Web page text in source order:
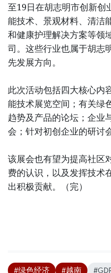
至19日在胡志明市创新创
能技术、景观材料、清洁
和健康护理解决方案等领
司。这些行业也属于胡志
先发展方向。
此次活动包括四大核心内
能技术展览空间；有关绿
趋势及产品的论坛；企业
会；针对初创企业的研讨
该展会也有望为提高社区
费的认识，以及发挥技术
出积极贡献。（完）
#绿色经济 #越南